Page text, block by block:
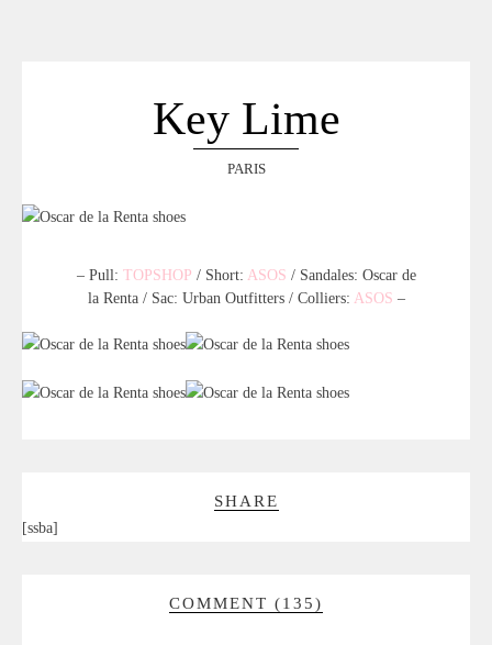
LOOKBOOK
RECHERCHE
ARCHIVES
Key Lime
PARIS
– Pull: TOPSHOP / Short: ASOS / Sandales: Oscar de
la Renta / Sac: Urban Outfitters / Colliers: ASOS –
SHARE
[ssba]
COMMENT (135)